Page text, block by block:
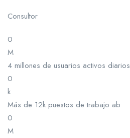
Consultor
0
M
4 millones de usuarios activos diarios
0
k
Más de 12k puestos de trabajo ab
0
M